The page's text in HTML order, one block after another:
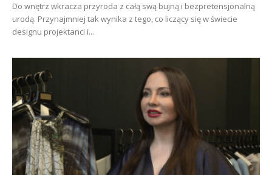
Do wnętrz wkracza przyroda z całą swą bujną i bezpretensjonalną
urodą. Przynajmniej tak wynika z tego, co liczący się w świecie
designu projektanci i...